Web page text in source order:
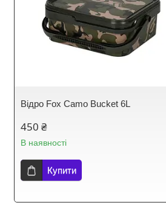
Відро Fox Camo Bucket 6L
450 ₴
В наявності
Купити